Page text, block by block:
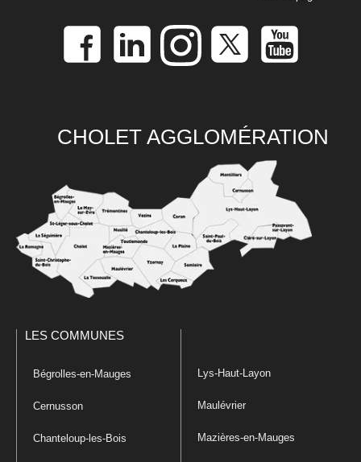
CHOLET AGGLOMÉRATION
LES COMMUNES
Bégrolles-en-Mauges
Cernusson
Chanteloup-les-Bois
Lys-Haut-Layon
Maulévrier
Mazières-en-Mauges